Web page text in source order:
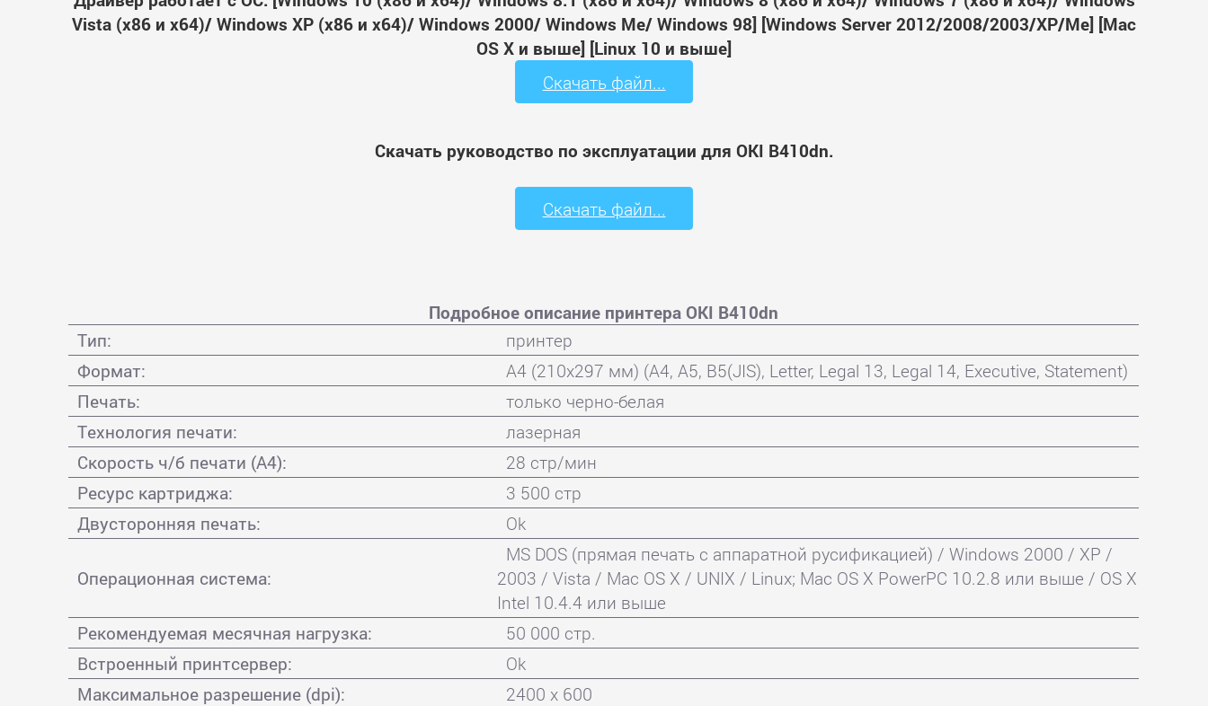
Vista (x86 и x64)/ Windows XP (x86 и x64)/ Windows 2000/ Windows Me/ Windows 98] [Windows Server 2012/2008/2003/XP/Me] [Mac
OS X и выше] [Linux 10 и выше]
Скачать файл...
Скачать руководство по эксплуатации для OKI B410dn.
Скачать файл...
Подробное описание принтера OKI B410dn
Тип:
принтер
Формат:
A4 (210x297 мм) (A4, A5, B5(JIS), Letter, Legal 13, Legal 14, Executive, Statement)
Печать:
только черно-белая
Технология печати:
лазерная
Скорость ч/б печати (А4):
28 стр/мин
Ресурс картриджа:
3 500 стр
Двусторонняя печать:
Ok
Операционная система:
MS DOS (прямая печать с аппаратной русификацией) / Windows 2000 / XP /
2003 / Vista / Mac OS X / UNIX / Linux; Mac OS X PowerPC 10.2.8 или выше / OS X
Intel 10.4.4 или выше
Рекомендуемая месячная нагрузка:
50 000 стр.
Встроенный принтсервер:
Ok
Максимальное разрешение (dpi):
2400 x 600